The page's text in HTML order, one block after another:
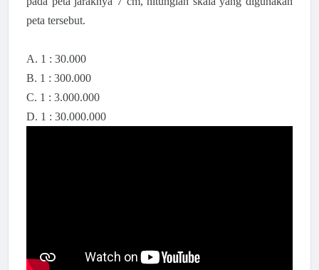
peta tersebut.
A. 1 : 30.000
B. 1 : 300.000
C. 1 : 3.000.000
D. 1 : 30.000.000